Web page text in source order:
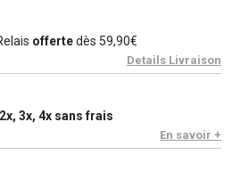
offertedès 59,90€
Details Livraison
2x, 3x, 4x sans frais
En savoir +